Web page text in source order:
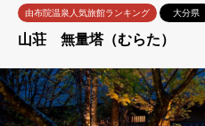
由布院温泉人気旅館ランキング 大分県
山荘 無量塔（むらた）